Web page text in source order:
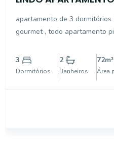
apartamento de 3 dormitórios
gourmet , todo apartamento
OPORTUNIDADE
3
Dormitórios
2
Banheiros
72m²
Área